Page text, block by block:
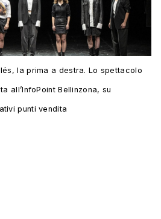
la prima a destra. Lo spettacolo
all’InfoPoint Bellinzona, su
punti vendita